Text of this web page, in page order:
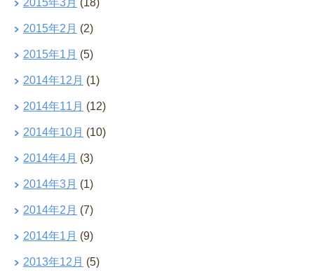
2015年2月 (2)
2015年1月 (5)
2014年12月 (1)
2014年11月 (12)
2014年10月 (10)
2014年4月 (3)
2014年3月 (1)
2014年2月 (7)
2014年1月 (9)
2013年12月 (5)